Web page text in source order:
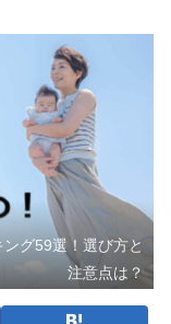
グ59選！選び方と
注意点は？